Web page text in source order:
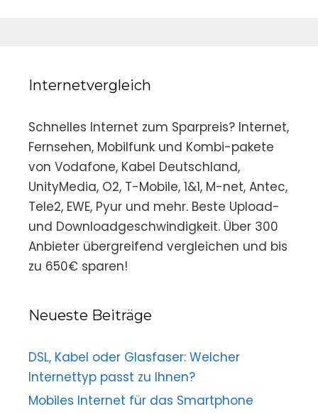
Internetvergleich
Schnelles Internet zum Sparpreis? Internet,
Fernsehen, Mobilfunk und Kombi-pakete
von Vodafone, Kabel Deutschland,
UnityMedia, O2, T-Mobile, 1&1, M-net, Antec,
Tele2, EWE, Pyur und mehr. Beste Upload-
und Downloadgeschwindigkeit. Über 300
Anbieter übergreifend vergleichen und bis
zu 650€ sparen!
Neueste Beiträge
DSL, Kabel oder Glasfaser: Welcher
Internettyp passt zu Ihnen?
Mobiles Internet für das Smartphone